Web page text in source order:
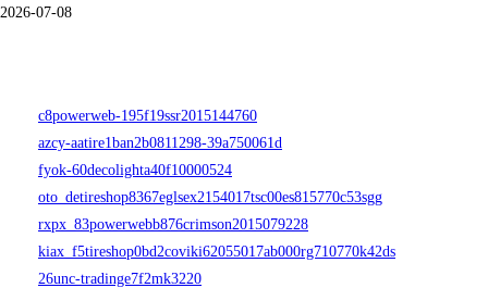
2026-07-08
c8powerweb-195f19ssr2015144760
azcy-aatire1ban2b0811298-39a750061d
fyok-60decolighta40f10000524
oto_detireshop8367eglsex2154017tsc00es815770c53sgg
rxpx_83powerwebb876crimson2015079228
kiax_f5tireshop0bd2coviki62055017ab000rg710770k42ds
26unc-tradinge7f2mk3220